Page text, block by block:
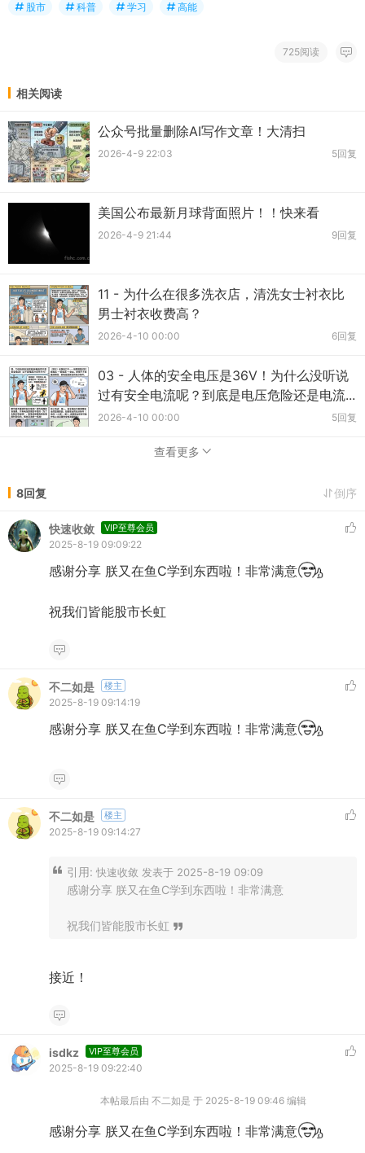
股市 科普 学习 高能
725阅读
相关阅读
公众号批量删除AI写作文章！大清扫
2026-4-9 22:03 5回复
美国公布最新月球背面照片！！快来看
2026-4-9 21:44 9回复
11 - 为什么在很多洗衣店，清洗女士衬衣比
男士衬衣收费高？
2026-4-10 00:00 6回复
03 - 人体的安全电压是36V！为什么没听说
过有安全电流呢？到底是电压危险还是电流...
2026-4-10 00:00 5回复
查看更多
8回复 倒序
快速收敛 VIP至尊会员
2025-8-19 09:09:22
感谢分享 朕又在鱼C学到东西啦！非常满意
祝我们皆能股市长虹
不二如是 楼主
2025-8-19 09:14:19
感谢分享 朕又在鱼C学到东西啦！非常满意
不二如是 楼主
2025-8-19 09:14:27
引用: 快速收敛 发表于 2025-8-19 09:09
感谢分享 朕又在鱼C学到东西啦！非常满意
祝我们皆能股市长虹
接近！
isdkz VIP至尊会员
2025-8-19 09:22:40
本帖最后由 不二如是 于 2025-8-19 09:46 编辑
感谢分享 朕又在鱼C学到东西啦！非常满意